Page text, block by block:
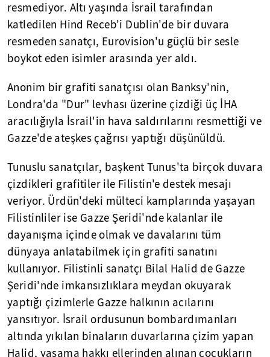
resmediyor. Altı yaşında İsrail tarafından
katledilen Hind Receb'i Dublin'de bir duvara
resmeden sanatçı, Eurovision'u güçlü bir sesle
boykot eden isimler arasında yer aldı.
Anonim bir grafiti sanatçısı olan Banksy'nin,
Londra'da "Dur" levhası üzerine çizdiği üç İHA
aracılığıyla İsrail'in hava saldırılarını resmettiği ve
Gazze'de ateşkes çağrısı yaptığı düşünüldü.
Tunuslu sanatçılar, başkent Tunus'ta birçok duvara
çizdikleri grafitiler ile Filistin'e destek mesajı
veriyor. Ürdün'deki mülteci kamplarında yaşayan
Filistinliler ise Gazze Şeridi'nde kalanlar ile
dayanışma içinde olmak ve davalarını tüm
dünyaya anlatabilmek için grafiti sanatını
kullanıyor. Filistinli sanatçı Bilal Halid de Gazze
Şeridi'nde imkansızlıklara meydan okuyarak
yaptığı çizimlerle Gazze halkının acılarını
yansıtıyor. İsrail ordusunun bombardımanları
altında yıkılan binaların duvarlarına çizim yapan
Halid, yaşama hakkı ellerinden alınan çocukların